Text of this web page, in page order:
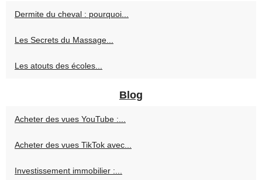
Dermite du cheval : pourquoi...
Les Secrets du Massage...
Les atouts des écoles...
Blog
Acheter des vues YouTube :...
Acheter des vues TikTok avec...
Investissement immobilier :...